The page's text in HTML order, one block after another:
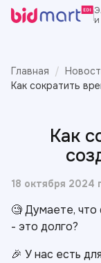
Главная
Как сократить
Как
18 октября 2024
🧐 Думаете, что
- это долго?
🎉 У нас есть